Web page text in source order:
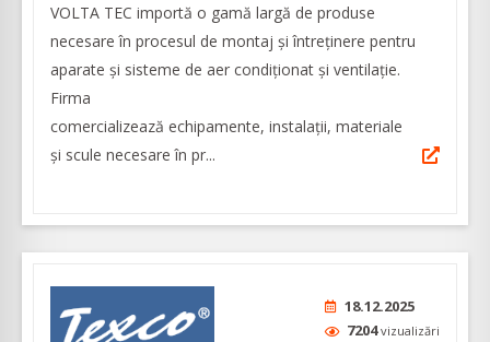
VOLTA TEC importă o gamă largă de produse
necesare în procesul de montaj și întreținere pentru
aparate și sisteme de aer condiționat și ventilație.
Firma
comercializează echipamente, instalații, materiale
și scule necesare în pr...
18.12.2025
7204vizualizări